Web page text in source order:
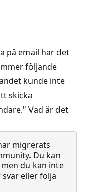
på email har det
följande
kunde inte
skicka
Vad är det
migrerats
Du kan
du kan inte
eller följa